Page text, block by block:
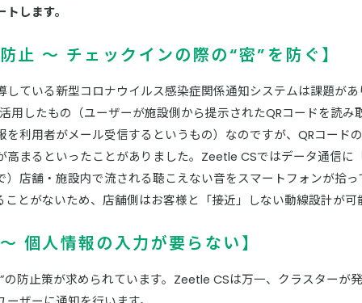
します。
止 〜 チェックインの際の“密”を防ぐ】
ている新型コロナウイルス感染症関係通知システムは課題が
用したもの（ユーザーが施設側から提示されたQRコードを読み
利用者がメール受信するというもの）なのですが、QRコード
まるといったことがありました。Zeetle CSではデータ通信に
店舗・施設内で流される聴こえない音をスマートフォンが拾
とがないため、店舗側はお客様と「接近」しない動線設計が可
個人情報の入力が要らない】
防止策が求められています。Zeetle CSは万一、クラスターが